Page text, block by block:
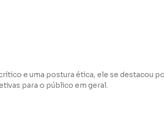
e uma postura ética, ele se destacou
para o público em geral.